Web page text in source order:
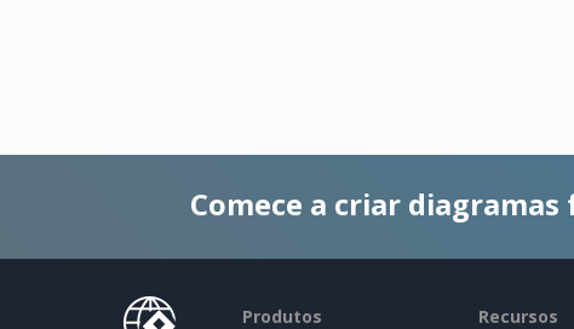
Comece a criar
Produtos Recursos